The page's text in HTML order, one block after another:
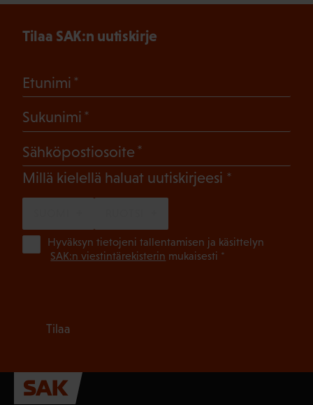
Tilaa SAK:n uutiskirje
Etunimi
Sukunimi
Sähköpostiosoite
Millä kielellä haluat uutiskirjeesi (Pakollinen)
Hyväksyn tietojeni tallentamisen ja käsittelyn
SAK:n viestintärekisterin mukaisesti *
Tilaa